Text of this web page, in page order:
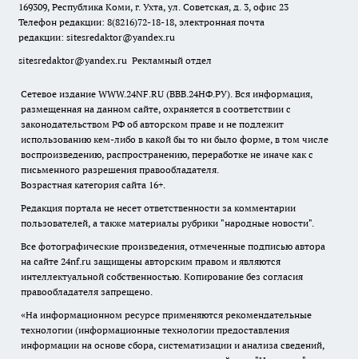
169309, Республика Коми, г. Ухта, ул. Советская, д. 3, офис 23
Телефон редакции: 8(8216)72-18-18, электронная почта
редакции: sitesredaktor@yandex.ru
sitesredaktor@yandex.ru Рекламный отдел
Сетевое издание WWW.24NF.RU (ВВВ.24НФ.РУ). Вся информация,
размещенная на данном сайте, охраняется в соответствии с
законодательством РФ об авторском праве и не подлежит
использованию кем-либо в какой бы то ни было форме, в том числе
воспроизведению, распространению, переработке не иначе как с
письменного разрешения правообладателя.
Возрастная категория сайта 16+.
Редакция портала не несет ответственности за комментарии
пользователей, а также материалы рубрики "народные новости".
Все фотографические произведения, отмеченные подписью автора
на сайте 24nf.ru защищены авторским правом и являются
интеллектуальной собственностью. Копирование без согласия
правообладателя запрещено.
«На информационном ресурсе применяются рекомендательные
технологии (информационные технологии предоставления
информации на основе сбора, систематизации и анализа сведений,